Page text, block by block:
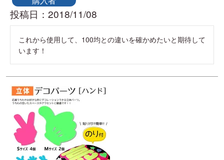
投稿日 2018/11/08
これから使用して、100均との違いを確かめたいと期待して
います！